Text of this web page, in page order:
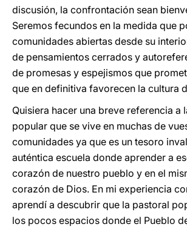
discusión, la confrontación sean
Seremos fecundos en la medida que
comunidades abiertas desde su
de pensamientos cerrados y
de promesas y espejismos que
que en definitiva favorecen la cultura
Quisiera hacer una breve referencia a
popular que se vive en muchas de
comunidades ya que es un tesoro
auténtica escuela donde aprender a
corazón de nuestro pueblo y en el
corazón de Dios. En mi experiencia
aprendí a descubrir que la pastoral
los pocos espacios donde el Pueblo